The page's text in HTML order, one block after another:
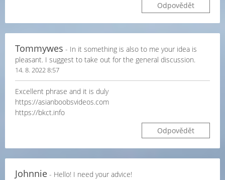
Odpovědět
Tommywes - In it something is also to me your idea is
pleasant. I suggest to take out for the general discussion.
14. 8. 2022 8:57
Excellent phrase and it is duly
https://asianboobsvideos.com
https://bkct.info
Odpovědět
Johnnie - Hello! I need your advice!